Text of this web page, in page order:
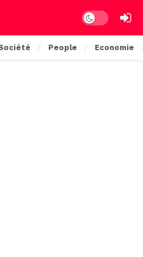
Dark mode
People Economie